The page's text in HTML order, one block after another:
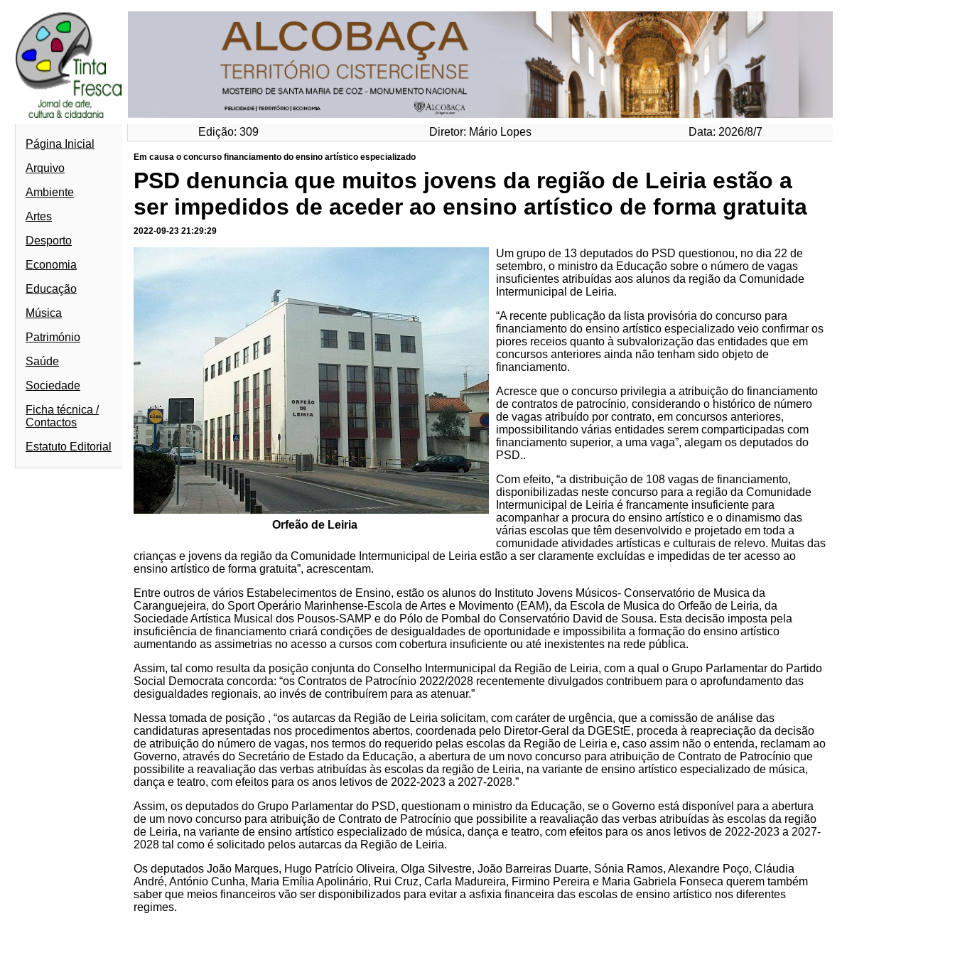
Edição: 309 Diretor: Mário Lopes
Data: 2026/8/7
Página Inicial
Arquivo
Ambiente
Artes
Desporto
Economia
Educação
Música
Património
Saúde
Sociedade
Ficha técnica /
Contactos
Estatuto Editorial
Em causa o concurso financiamento do ensino artístico especializado
PSD denuncia que muitos jovens da região de Leiria estão a
ser impedidos de aceder ao ensino artístico de forma gratuita
2022-09-23 21:29:29
Orfeão de Leiria
Um grupo de 13 deputados do PSD questionou, no dia 22 de
setembro, o ministro da Educação sobre o número de vagas
insuficientes atribuídas aos alunos da região da Comunidade
Intermunicipal de Leiria.
“A recente publicação da lista provisória do concurso para
financiamento do ensino artístico especializado veio confirmar os
piores receios quanto à subvalorização das entidades que em
concursos anteriores ainda não tenham sido objeto de
financiamento.
Acresce que o concurso privilegia a atribuição do financiamento
de contratos de patrocínio, considerando o histórico de número
de vagas atribuído por contrato, em concursos anteriores,
impossibilitando várias entidades serem comparticipadas com
financiamento superior, a uma vaga”, alegam os deputados do
PSD..
Com efeito, “a distribuição de 108 vagas de financiamento,
disponibilizadas neste concurso para a região da Comunidade
Intermunicipal de Leiria é francamente insuficiente para
acompanhar a procura do ensino artístico e o dinamismo das
várias escolas que têm desenvolvido e projetado em toda a
comunidade atividades artísticas e culturais de relevo. Muitas das
crianças e jovens da região da Comunidade Intermunicipal de Leiria estão a ser claramente excluídas e impedidas de ter acesso ao
ensino artístico de forma gratuita”, acrescentam.
Entre outros de vários Estabelecimentos de Ensino, estão os alunos do Instituto Jovens Músicos- Conservatório de Musica da
Caranguejeira, do Sport Operário Marinhense-Escola de Artes e Movimento (EAM), da Escola de Musica do Orfeão de Leiria, da
Sociedade Artística Musical dos Pousos-SAMP e do Pólo de Pombal do Conservatório David de Sousa. Esta decisão imposta pela
insuficiência de financiamento criará condições de desigualdades de oportunidade e impossibilita a formação do ensino artístico
aumentando as assimetrias no acesso a cursos com cobertura insuficiente ou até inexistentes na rede pública.
Assim, tal como resulta da posição conjunta do Conselho Intermunicipal da Região de Leiria, com a qual o Grupo Parlamentar do Partido
Social Democrata concorda: “os Contratos de Patrocínio 2022/2028 recentemente divulgados contribuem para o aprofundamento das
desigualdades regionais, ao invés de contribuírem para as atenuar.”
Nessa tomada de posição , “os autarcas da Região de Leiria solicitam, com caráter de urgência, que a comissão de análise das
candidaturas apresentadas nos procedimentos abertos, coordenada pelo Diretor-Geral da DGEStE, proceda à reapreciação da decisão
de atribuição do número de vagas, nos termos do requerido pelas escolas da Região de Leiria e, caso assim não o entenda, reclamam ao
Governo, através do Secretário de Estado da Educação, a abertura de um novo concurso para atribuição de Contrato de Patrocínio que
possibilite a reavaliação das verbas atribuídas às escolas da região de Leiria, na variante de ensino artístico especializado de música,
dança e teatro, com efeitos para os anos letivos de 2022-2023 a 2027-2028.”
Assim, os deputados do Grupo Parlamentar do PSD, questionam o ministro da Educação, se o Governo está disponível para a abertura
de um novo concurso para atribuição de Contrato de Patrocínio que possibilite a reavaliação das verbas atribuídas às escolas da região
de Leiria, na variante de ensino artístico especializado de música, dança e teatro, com efeitos para os anos letivos de 2022-2023 a 2027-
2028 tal como é solicitado pelos autarcas da Região de Leiria.
Os deputados João Marques, Hugo Patrício Oliveira, Olga Silvestre, João Barreiras Duarte, Sónia Ramos, Alexandre Poço, Cláudia
André, António Cunha, Maria Emília Apolinário, Rui Cruz, Carla Madureira, Firmino Pereira e Maria Gabriela Fonseca querem também
saber que meios financeiros vão ser disponibilizados para evitar a asfixia financeira das escolas de ensino artístico nos diferentes
regimes.